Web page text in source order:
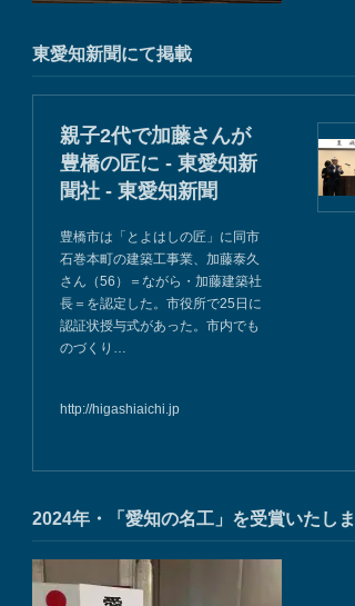
東愛知新聞にて掲載
親子2代で加藤さんが
豊橋の匠に - 東愛知新
聞社 - 東愛知新聞
豊橋市は「とよはしの匠」に同市
石巻本町の建築工事業、加藤泰久
さん（56）＝ながら・加藤建築社
長＝を認定した。市役所で25日に
認証状授与式があった。市内でも
のづくり…
http://higashiaichi.jp
2024年・「愛知の名工」を受賞いたしま